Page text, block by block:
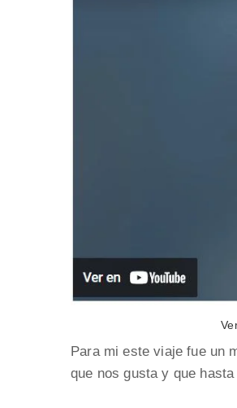
Para mi este viaje fue un
que nos gusta y que